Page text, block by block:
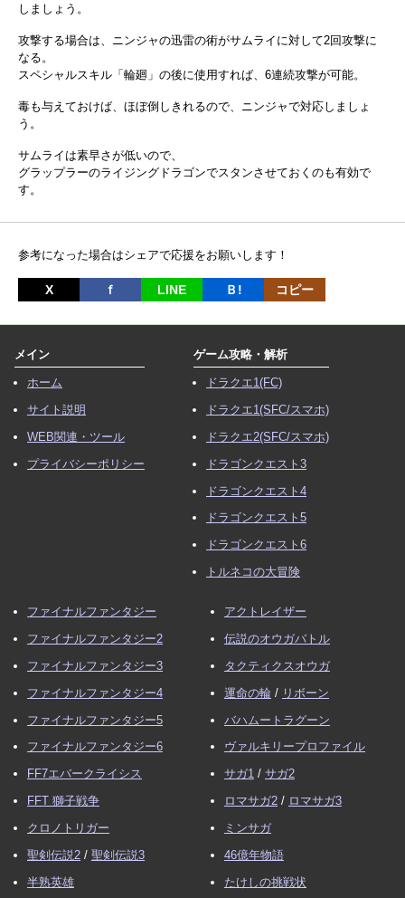
しましょう。
攻撃する場合は、ニンジャの迅雷の術がサムライに対して2回攻撃に
なる。
スペシャルスキル「輪廻」の後に使用すれば、6連続攻撃が可能。
毒も与えておけば、ほぼ倒しきれるので、ニンジャで対応しましょ
う。
サムライは素早さが低いので、
グラップラーのライジングドラゴンでスタンさせておくのも有効で
す。
参考になった場合はシェアで応援をお願いします！
X ｆ LINE Ｂ! コピー
メイン
ホーム
サイト説明
WEB関連・ツール
プライバシーポリシー
ゲーム攻略・解析
ドラクエ1(FC)
ドラクエ1(SFC/スマホ)
ドラクエ2(SFC/スマホ)
ドラゴンクエスト3
ドラゴンクエスト4
ドラゴンクエスト5
ドラゴンクエスト6
トルネコの大冒険
ファイナルファンタジー
ファイナルファンタジー2
ファイナルファンタジー3
ファイナルファンタジー4
ファイナルファンタジー5
ファイナルファンタジー6
FF7エバークライシス
FFT 獅子戦争
クロノトリガー
聖剣伝説2 / 聖剣伝説3
半熟英雄
アクトレイザー
伝説のオウガバトル
タクティクスオウガ
運命の輪 / リボーン
バハムートラグーン
ヴァルキリープロファイル
サガ1 / サガ2
ロマサガ2 / ロマサガ3
ミンサガ
46億年物語
たけしの挑戦状